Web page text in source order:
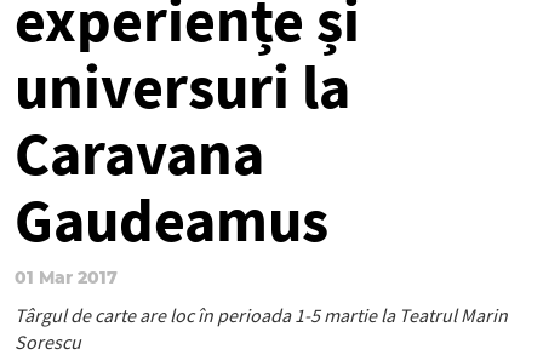
experiențe și
universuri la
Caravana
Gaudeamus
01 Mar 2017
Târgul de carte are loc în perioada 1-5 martie la Teatrul Marin
Sorescu